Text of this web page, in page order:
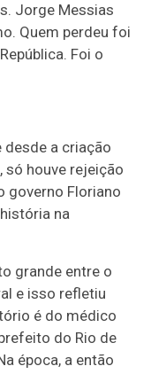
Jorge Messias
Quem perdeu foi
Foi o
a criação
só houve rejeição
governo Floriano
na
grande entre o
e isso refletiu
é do médico
do Rio de
época, a então